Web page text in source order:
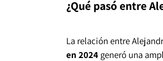
¿Qué pasó entre
La relación entre
en 2024generó una